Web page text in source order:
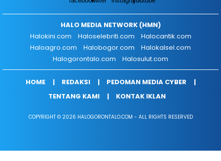
HALO MEDIA NETWORK (HMN)
Halokini.com
Haloselebriti.com
Halocantik.com
Haloagro.com
Halobogor.com
Halokalsel.com
Halogorontalo.com
Halosulut.com
HOME REDAKSI
PEDOMAN MEDIA CYBER
TENTANG KAMI
KONTAK IKLAN
COPYRIGHT © 2026 HALOGORONTALO.COM - ALL RIGHTS RESERVED